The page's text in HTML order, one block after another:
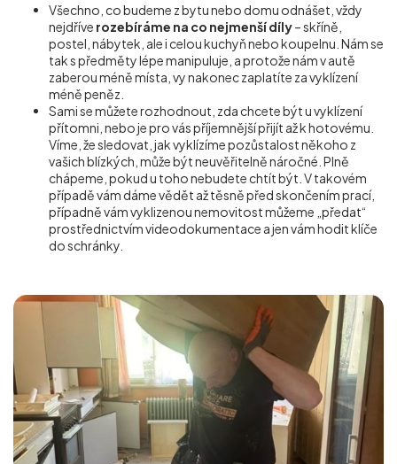
Všechno, co budeme z bytu nebo domu odnášet, vždy
nejdříve rozebíráme na co nejmenší díly– skříně,
postel, nábytek, ale i celou kuchyň nebo koupelnu. Nám se
tak s předměty lépe manipuluje, a protože nám v autě
zaberou méně místa, vy nakonec zaplatíte za vyklízení
méně peněz.
Sami se můžete rozhodnout, zda chcete být u vyklízení
přítomni, nebo je pro vás příjemnější přijít až k hotovému.
Víme, že sledovat, jak vyklízíme pozůstalost někoho z
vašich blízkých, může být neuvěřitelně náročné. Plně
chápeme, pokud u toho nebudete chtít být. V takovém
případě vám dáme vědět až těsně před skončením prací,
případně vám vyklizenou nemovitost můžeme „předat“
prostřednictvím videodokumentace a jen vám hodit klíče
do schránky.